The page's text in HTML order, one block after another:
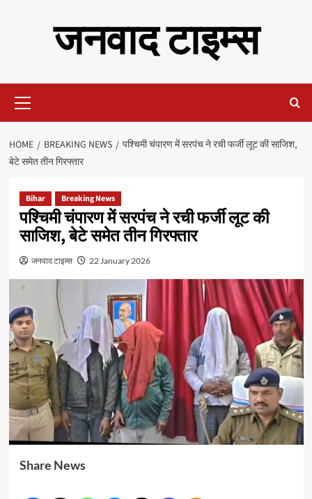
जनवाद टाइम्स
Menu
HOME BREAKING NEWS
पश्चिमी चंपारण में सरपंच ने रची फर्जी लूट की साजिश,
बेटे समेत तीन गिरफ्तार
Bihar Breaking News
पश्चिमी चंपारण में सरपंच ने रची फर्जी लूट की
साजिश, बेटे समेत तीन गिरफ्तार
जनवाद टाइम्स 22 January 2026
Share News